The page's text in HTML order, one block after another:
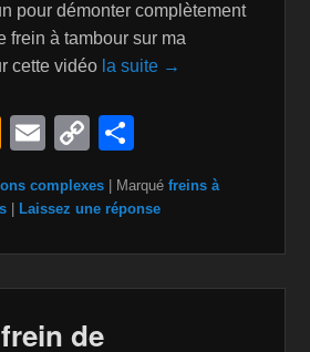
pour démonter complètement
frein à tambour sur ma
cette vidéo la suite →
A
a
E
ail
C
p
ta
complexes Marqué freins à
Laissez une réponse
de